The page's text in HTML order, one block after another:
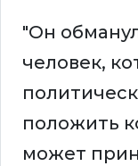
"Он
человек,
положить
может